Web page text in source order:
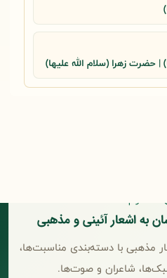
| حضرت زهرا (سلام الله علیها)
به اشعار آئینی و مذهبی
مذهبی با دسته‌بندی مناسبت‌ها،
شاعران و صوت‌ها.